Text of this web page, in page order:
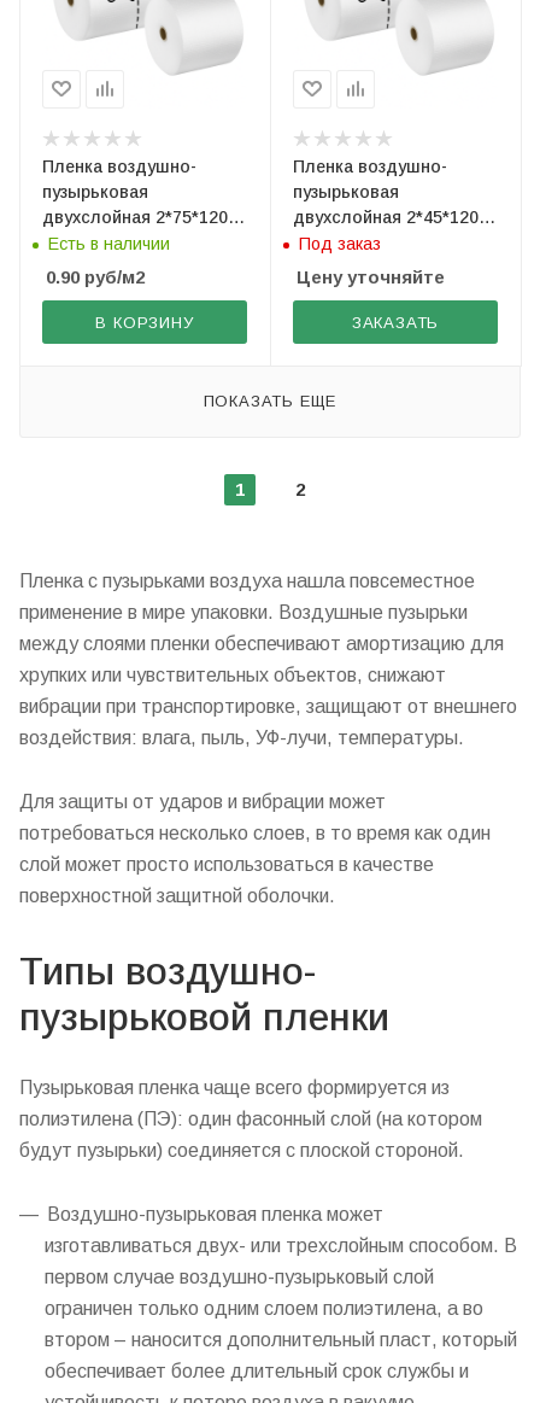
Пленка воздушно-
пузырьковая
двухслойная 2*75*120
(рез. по 60 см)
Есть в наличии
0.90 руб/м2
В КОРЗИНУ
Пленка воздушно-
пузырьковая
двухслойная 2*45*120
(рез. по 60 см)
Под заказ
Цену уточняйте
ЗАКАЗАТЬ
ПОКАЗАТЬ ЕЩЕ
1 2
Пленка с пузырьками воздуха нашла повсеместное
применение в мире упаковки. Воздушные пузырьки
между слоями пленки обеспечивают амортизацию для
хрупких или чувствительных объектов, снижают
вибрации при транспортировке, защищают от внешнего
воздействия: влага, пыль, УФ-лучи, температуры.
Для защиты от ударов и вибрации может
потребоваться несколько слоев, в то время как один
слой может просто использоваться в качестве
поверхностной защитной оболочки.
Типы воздушно-
пузырьковой пленки
Пузырьковая пленка чаще всего формируется из
полиэтилена (ПЭ): один фасонный слой (на котором
будут пузырьки) соединяется с плоской стороной.
Воздушно-пузырьковая пленка может
изготавливаться двух- или трехслойным способом. В
первом случае воздушно-пузырьковый слой
ограничен только одним слоем полиэтилена, а во
втором – наносится дополнительный пласт, который
обеспечивает более длительный срок службы и